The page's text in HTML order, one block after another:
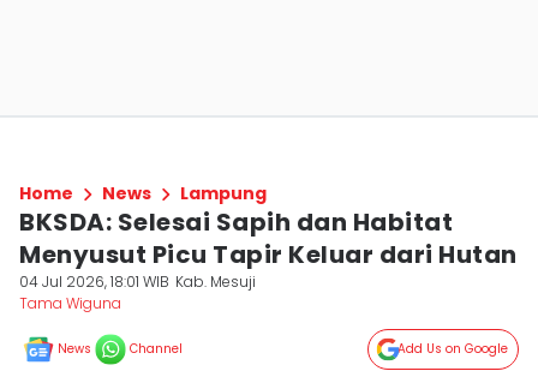
Home News Lampung
BKSDA: Selesai Sapih dan Habitat
Menyusut Picu Tapir Keluar dari Hutan
04 Jul 2026, 18:01 WIB Kab. Mesuji
Tama Wiguna
News Channel Add Us on Google